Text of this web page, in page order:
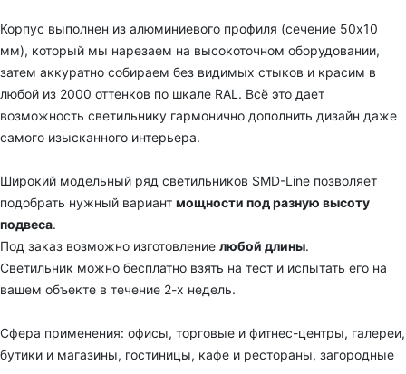
Корпус выполнен из алюминиевого профиля (сечение 50х10
мм), который мы нарезаем на высокоточном оборудовании,
затем аккуратно собираем без видимых стыков и красим в
любой из 2000 оттенков по шкале RAL. Всё это дает
возможность светильнику гармонично дополнить дизайн даже
самого изысканного интерьера.
Широкий модельный ряд светильников SMD-Line позволяет
подобрать нужный вариант мощности под разную высоту
подвеса.
Под заказ возможно изготовление любой длины.
Светильник можно бесплатно взять на тест и испытать его на
вашем объекте в течение 2-х недель.
Сфера применения: офисы, торговые и фитнес-центры, галереи,
бутики и магазины, гостиницы, кафе и рестораны, загородные